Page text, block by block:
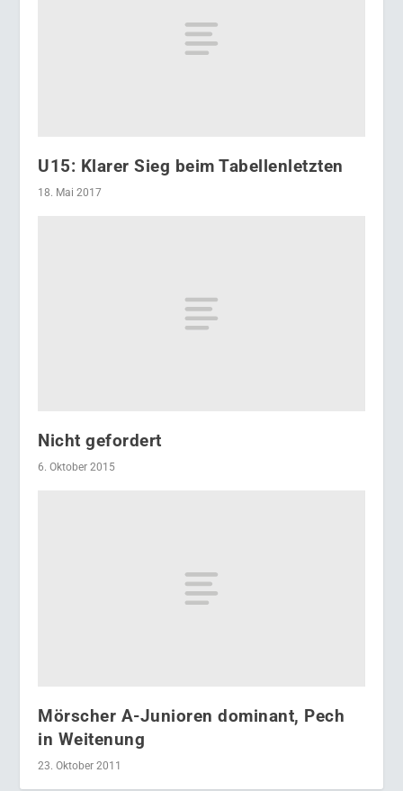
U15: Klarer Sieg beim Tabellenletzten
18. Mai 2017
Nicht gefordert
6. Oktober 2015
Mörscher A-Junioren dominant, Pech
in Weitenung
23. Oktober 2011